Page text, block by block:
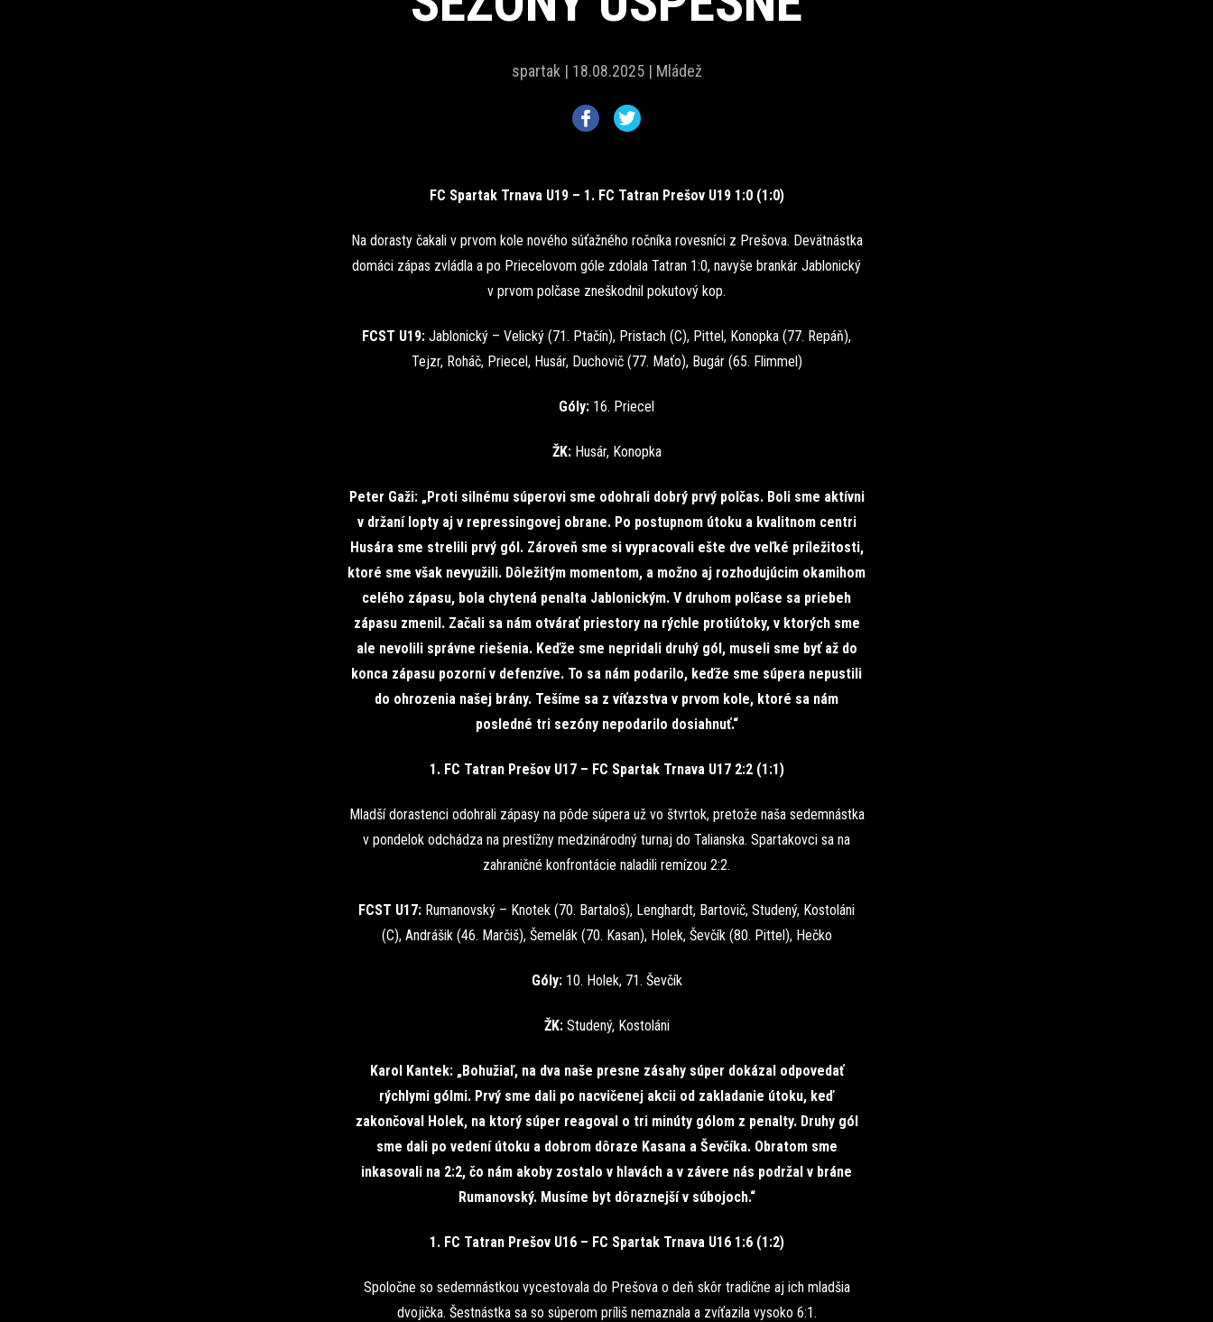
spartak | 18.08.2025 | Mládež
FC Spartak Trnava U19 – 1. FC Tatran Prešov U19 1:0 (1:0)
Na dorasty čakali v prvom kole nového súťažného ročníka rovesníci z Prešova. Devätnástka
domáci zápas zvládla a po Priecelovom góle zdolala Tatran 1:0, navyše brankár Jablonický
v prvom polčase zneškodnil pokutový kop.
FCST U19: Jablonický – Velický (71. Ptačín), Pristach (C), Pittel, Konopka (77. Repáň),
Tejzr, Roháč, Priecel, Husár, Duchovič (77. Maťo), Bugár (65. Flimmel)
Góly: 16. Priecel
ŽK: Husár, Konopka
Peter Gaži: „Proti silnému súperovi sme odohrali dobrý prvý polčas. Boli sme aktívni
v držaní lopty aj v repressingovej obrane. Po postupnom útoku a kvalitnom centri
Husára sme strelili prvý gól. Zároveň sme si vypracovali ešte dve veľké príležitosti,
ktoré sme však nevyužili. Dôležitým momentom, a možno aj rozhodujúcim okamihom
celého zápasu, bola chytená penalta Jablonickým. V druhom polčase sa priebeh
zápasu zmenil. Začali sa nám otvárať priestory na rýchle protiútoky, v ktorých sme
ale nevolili správne riešenia. Keďže sme nepridali druhý gól, museli sme byť až do
konca zápasu pozorní v defenzíve. To sa nám podarilo, keďže sme súpera nepustili
do ohrozenia našej brány. Tešíme sa z víťazstva v prvom kole, ktoré sa nám
posledné tri sezóny nepodarilo dosiahnuť.“
1. FC Tatran Prešov U17 – FC Spartak Trnava U17 2:2 (1:1)
Mladší dorastenci odohrali zápasy na pôde súpera už vo štvrtok, pretože naša sedemnástka
v pondelok odchádza na prestížny medzinárodný turnaj do Talianska. Spartakovci sa na
zahraničné konfrontácie naladili remízou 2:2.
FCST U17: Rumanovský – Knotek (70. Bartaloš), Lenghardt, Bartovič, Studený, Kostoláni
(C), Andrášik (46. Marčiš), Šemelák (70. Kasan), Holek, Ševčík (80. Pittel), Hečko
Góly: 10. Holek, 71. Ševčík
ŽK: Studený, Kostoláni
Karol Kantek: „Bohužiaľ, na dva naše presne zásahy súper dokázal odpovedať
rýchlymi gólmi. Prvý sme dali po nacvičenej akcii od zakladanie útoku, keď
zakončoval Holek, na ktorý súper reagoval o tri minúty gólom z penalty. Druhy gól
sme dali po vedení útoku a dobrom dôraze Kasana a Ševčíka. Obratom sme
inkasovali na 2:2, čo nám akoby zostalo v hlavách a v závere nás podržal v bráne
Rumanovský. Musíme byt dôraznejší v súbojoch.“
1. FC Tatran Prešov U16 – FC Spartak Trnava U16 1:6 (1:2)
Spoločne so sedemnástkou vycestovala do Prešova o deň skôr tradične aj ich mladšia
dvojička. Šestnástka sa so súperom príliš nemaznala a zvíťazila vysoko 6:1.